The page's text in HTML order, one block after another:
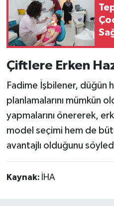
Çiftlere Erken
Fadime İşbilener, düğün
planlamalarını mümkün
yapmalarını önererek,
model seçimi hem de
avantajlı olduğunu
Kaynak: İHA